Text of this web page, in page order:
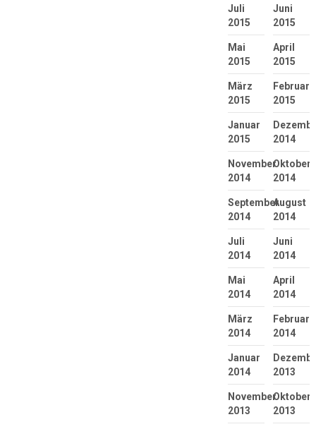
Juli
2015
Juni
2015
Mai
2015
April
2015
März
2015
Februar
2015
Januar
2015
2014
November
2014
Oktober
2014
September
2014
August
2014
Juli
2014
Juni
2014
Mai
2014
April
2014
März
2014
Februar
2014
Januar
2014
2013
November
2013
Oktober
2013